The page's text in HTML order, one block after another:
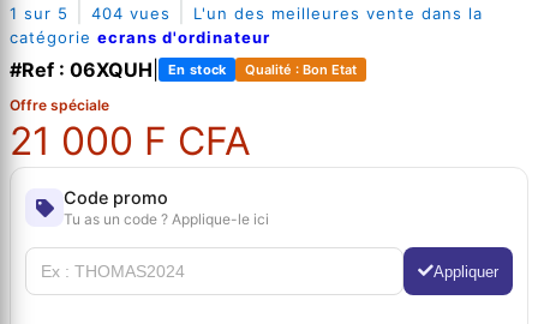
1 sur 5 404 vues
L'un des meilleures vente dans la
catégorie ecrans d'ordinateur
#Ref : 06XQUH En stock Qualité : Bon Etat
Offre spéciale
21 000 F CFA
Code promo
Tu as un code ? Applique-le ici
Appliquer